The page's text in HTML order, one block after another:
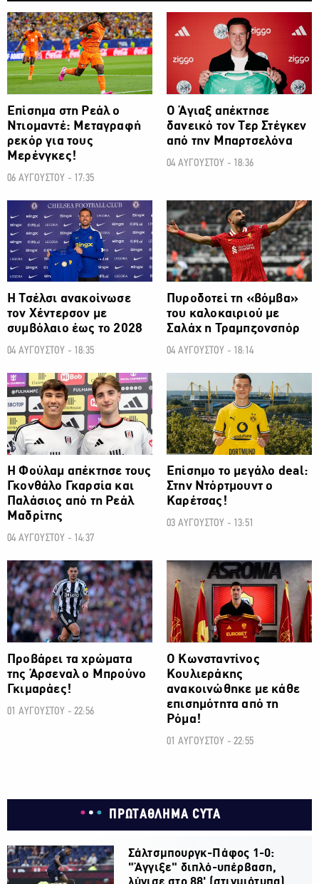
ΠΟΔΟΣΦΑΙΡΟ
Επίσημα στη Ρεάλ ο
Ντιομαντέ: Μεταγραφή
ρεκόρ για τους
Μερένγκες!
06 ΑΥΓΟΥΣΤΟΥ - 17:35
Ο Άγιαξ απέκτησε
δανεικό τον Τερ Στέγκεν
από την Μπαρτσελόνα
04 ΑΥΓΟΥΣΤΟΥ - 18:36
ΠΟΔΟΣΦΑΙΡΟ
H Τσέλσι ανακοίνωσε
τον Χέντερσον με
συμβόλαιο έως το 2028
04 ΑΥΓΟΥΣΤΟΥ - 18:35
ΠΟΔΟΣΦΑΙΡΟ
Πυροδοτεί τη «βόμβα»
του καλοκαιριού με
Σαλάχ η Τραμπζονσπόρ
04 ΑΥΓΟΥΣΤΟΥ - 18:14
ΠΟΔΟΣΦΑΙΡΟ
Η Φούλαμ απέκτησε τους
Γκονθάλο Γκαρσία και
Παλάσιος από τη Ρεάλ
Μαδρίτης
04 ΑΥΓΟΥΣΤΟΥ - 14:37
ΠΟΔΟΣΦΑΙΡΟ
Επίσημο το μεγάλο deal:
Στην Ντόρτμουντ ο
Καρέτσας!
03 ΑΥΓΟΥΣΤΟΥ - 13:51
ΠΟΔΟΣΦΑΙΡΟ
Προβάρει τα χρώματα
της Άρσεναλ ο Μπρούνο
Γκιμαράες!
01 ΑΥΓΟΥΣΤΟΥ - 22:56
ΠΟΔΟΣΦΑΙΡΟ
Ο Κωνσταντίνος
Κουλιεράκης
ανακοινώθηκε με κάθε
επισημότητα από τη
Ρόμα!
01 ΑΥΓΟΥΣΤΟΥ - 22:55
ΠΡΩΤΑΘΛΗΜΑ CYTA
Σάλτσμπουργκ-Πάφος 1-0:
"Άγγιξε" διπλό-υπέρβαση,